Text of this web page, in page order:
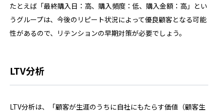
たとえば「最終購入日：高、購入頻度：低、購入金額：高」とい
うグループは、今後のリピート状況によって優良顧客となる可能
性があるので、リテンションの早期対策が必要でしょう。
LTV分析
LTV分析は、「顧客が生涯のうちに自社にもたらす価値（顧客生